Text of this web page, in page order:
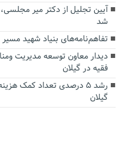
شد
تفاهم‌نامه‌های بنیاد شهید
دیدار معاون توسعه مدیریت
فقیه در گیلان
رشد ۵ درصدی تعداد کمک
گیلان